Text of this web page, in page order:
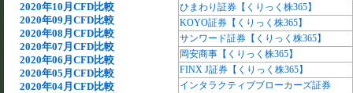
2020年10月CFD比較
2020年09月CFD比較
2020年08月CFD比較
2020年07月CFD比較
2020年06月CFD比較
2020年05月CFD比較
2020年04月CFD比較
ひまわり証券【くりっく株365】
KOYO証券【くりっく株365】
サンワード証券【くりっく株365】
岡安商事【くりっく株365】
FINX J証券【くりっく株365】
インタラクティブブローカーズ証券